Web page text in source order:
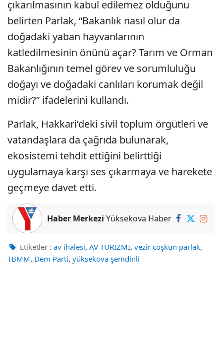
çıkarılmasının kabul edilemez olduğunu
belirten Parlak, “Bakanlık nasıl olur da
doğadaki yaban hayvanlarının
katledilmesinin önünü açar? Tarım ve Orman
Bakanlığının temel görev ve sorumluluğu
doğayı ve doğadaki canlıları korumak değil
midir?” ifadelerini kullandı.
Parlak, Hakkari’deki sivil toplum örgütleri ve
vatandaşlara da çağrıda bulunarak,
ekosistemi tehdit ettiğini belirttiği
uygulamaya karşı ses çıkarmaya ve harekete
geçmeye davet etti.
Haber Merkezi Yüksekova Haber
Etiketler : av ihalesi, AV TURİZMİ, vezir coşkun parlak,
TBMM, Dem Parti, yüksekova şemdinli